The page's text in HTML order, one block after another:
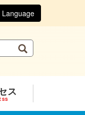
Language
Search
ス